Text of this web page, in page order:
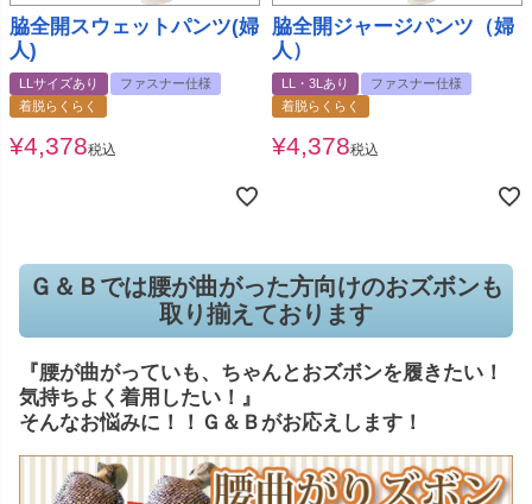
脇全開スウェットパンツ(婦
人)
LLサイズあり
ファスナー仕様
着脱らくらく
¥4,378税込
脇全開ジャージパンツ（婦
人）
LL・3Lあり
ファスナー仕様
着脱らくらく
¥4,378税込
Ｇ＆Ｂでは腰が曲がった方向けのおズボンも
取り揃えております
『腰が曲がっていも、ちゃんとおズボンを履きたい！
気持ちよく着用したい！』
そんなお悩みに！！Ｇ＆Ｂがお応えします！